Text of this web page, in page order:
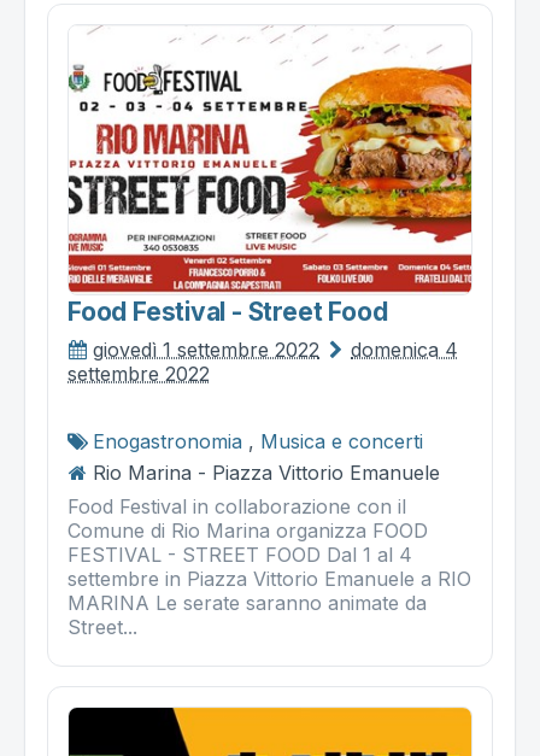
Food Festival - Street Food
giovedì 1 settembre 2022
domenica 4
settembre 2022
Enogastronomia , Musica e concerti
Rio Marina - Piazza Vittorio Emanuele
Food Festival in collaborazione con il
Comune di Rio Marina organizza FOOD
FESTIVAL - STREET FOOD Dal 1 al 4
settembre in Piazza Vittorio Emanuele a RIO
MARINA Le serate saranno animate da
Street...